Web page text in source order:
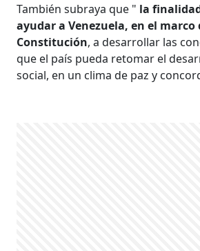
También subraya que " la
ayudar a Venezuela, en el marco
Constitución, a desarrollar las
que el país pueda retomar el
social, en un clima de paz y